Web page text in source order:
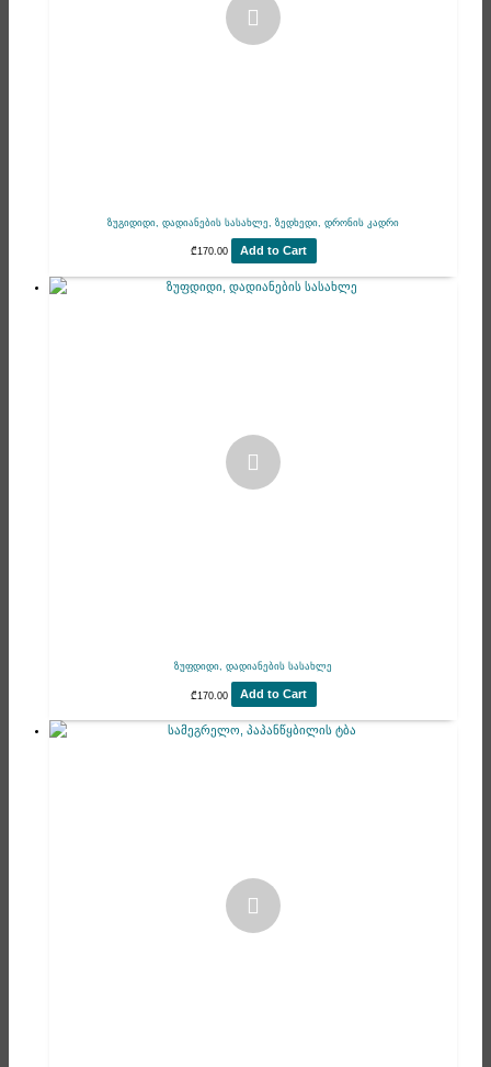
ზუგიდიდი, დადიანების სასახლე, ზედხედი, დრონის კადრი
₾170.00 Add to Cart
ზუფდიდი, დადიანების სასახლე
₾170.00 Add to Cart